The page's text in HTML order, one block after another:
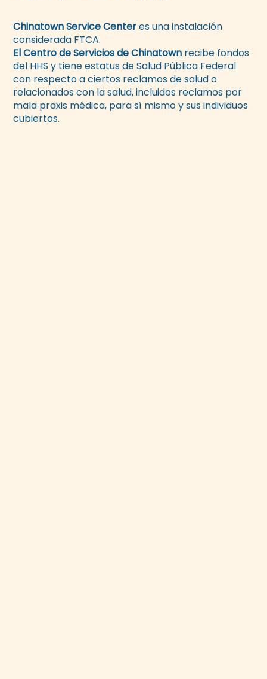
Chinatown Service Centeres una instalación
considerada FTCA.
El Centro de Servicios de Chinatown recibe fondos
del HHS y tiene estatus de Salud Pública Federal
con respecto a ciertos reclamos de salud o
relacionados con la salud, incluidos reclamos por
mala praxis médica, para sí mismo y sus individuos
cubiertos.